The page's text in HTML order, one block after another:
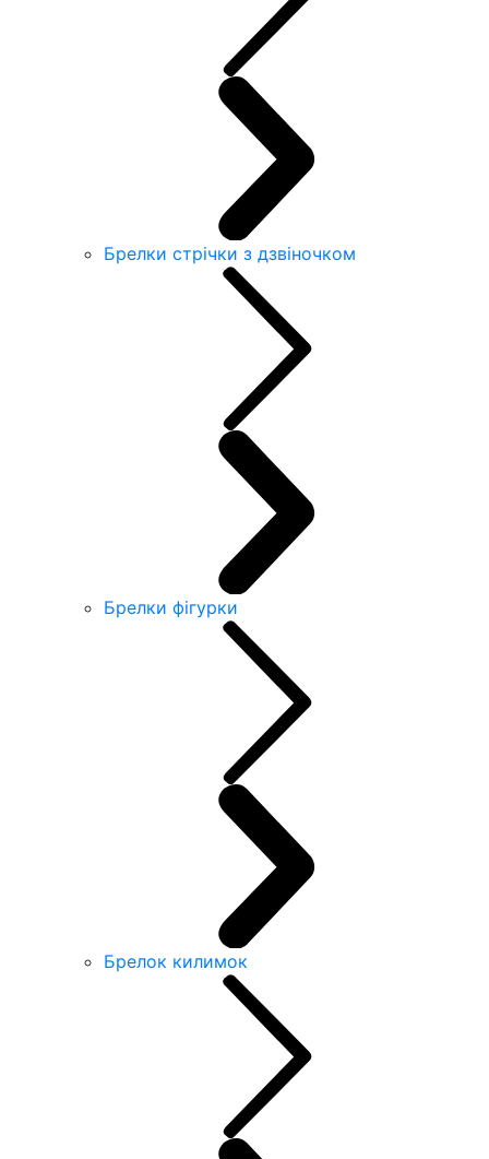
Брелки стрічки з дзвіночком
Брелки фігурки
Брелок килимок